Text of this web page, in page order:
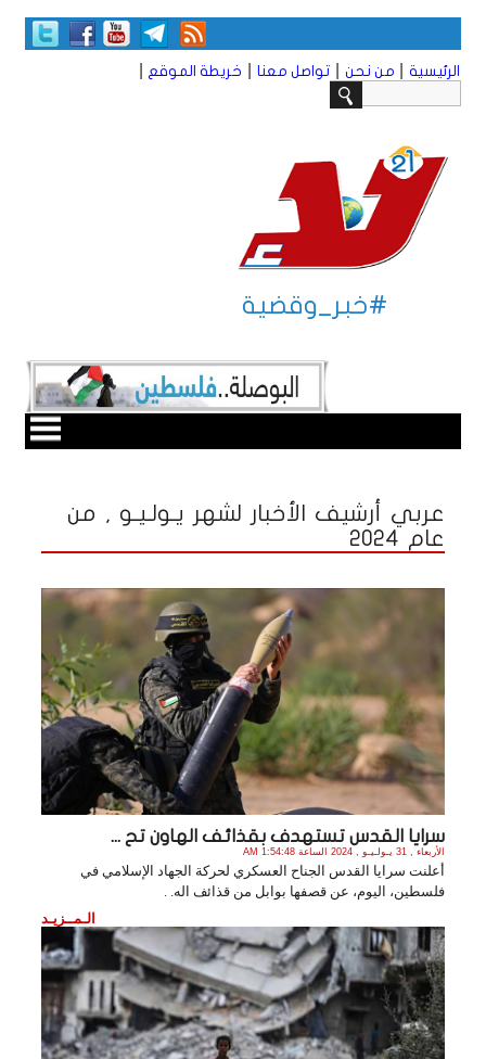
الرئيسية من نحن تواصل معنا خريطة الموقع
#خبر_وقضية
عربي أرشيف الأخبار لشهر يـولـيـو , من
عام 2024
سرايا القدس تستهدف بقذائف الهاون تح ...
الأربعاء , 31 يـولـيـو , 2024 الساعة 1:54:48 AM
أعلنت سرايا القدس الجناح العسكري لحركة الجهاد الإسلامي في
فلسطين، اليوم، عن قصفها بوابل من قذائف اله. .
الـمــزيـد